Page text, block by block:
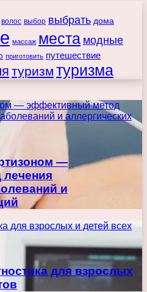
волос выбор выбрать дома
массаж места модные
приготовить путешествие
туризм туризма
— эффективный метод
и аллергических
—
и
для взрослых и детей всех
для взрослых